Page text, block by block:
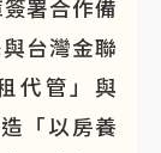
署合作備
台灣金聯
代管」與
「以房養